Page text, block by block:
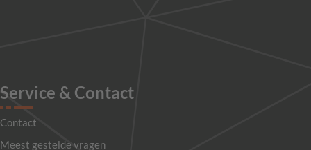
Service & Contact
Contact
Meest gestelde vragen